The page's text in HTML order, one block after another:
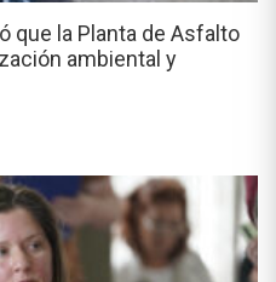
que la Planta de Asfalto
ambiental y